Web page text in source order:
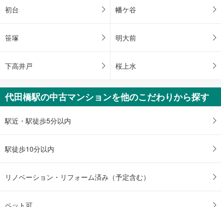
ー
に
す
初台 幡ケ谷
笹塚 明大前
下高井戸 桜上水
代田橋駅の中古マンションを他のこだわりから探す
駅近・駅徒歩5分以内
駅徒歩10分以内
リノベーション・リフォーム済み（予定含む）